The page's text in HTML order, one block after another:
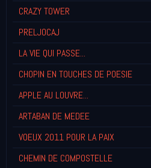
CRAZY TOWER
PRELJOCAJ
LA VIE QUI PASSE...
CHOPIN EN TOUCHES DE POESIE
APPLE AU LOUVRE...
ARTABAN DE MEDEE
VOEUX 2011 POUR LA PAIX
CHEMIN DE COMPOSTELLE